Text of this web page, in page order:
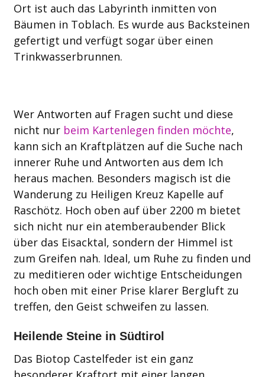
Ort ist auch das Labyrinth inmitten von
Bäumen in Toblach. Es wurde aus Backsteinen
gefertigt und verfügt sogar über einen
Trinkwasserbrunnen.
Wer Antworten auf Fragen sucht und diese
nicht nur beim Kartenlegen finden möchte,
kann sich an Kraftplätzen auf die Suche nach
innerer Ruhe und Antworten aus dem Ich
heraus machen. Besonders magisch ist die
Wanderung zu Heiligen Kreuz Kapelle auf
Raschötz. Hoch oben auf über 2200 m bietet
sich nicht nur ein atemberaubender Blick
über das Eisacktal, sondern der Himmel ist
zum Greifen nah. Ideal, um Ruhe zu finden und
zu meditieren oder wichtige Entscheidungen
hoch oben mit einer Prise klarer Bergluft zu
treffen, den Geist schweifen zu lassen.
Heilende Steine in Südtirol
Das Biotop Castelfeder ist ein ganz